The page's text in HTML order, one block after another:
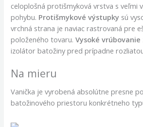
celoplošná protišmyková vrstva s veľmi
pohybu. Protišmykové výstupky sú
vrchná strana je naviac rastrovaná pre
položeného tovaru.Vysoké vrúbovanie
izolátor batožiny pred prípadne
Na mieru
Vanička je vyrobená absolútne presne
batožinového priestoru konkrétneho